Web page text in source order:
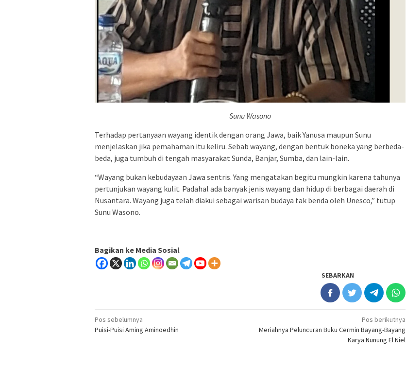
Sunu Wasono
Terhadap pertanyaan wayang identik dengan orang Jawa, baik Yanusa maupun Sunu
menjelaskan jika pemahaman itu keliru. Sebab wayang, dengan bentuk boneka yang berbeda-
beda, juga tumbuh di tengah masyarakat Sunda, Banjar, Sumba, dan lain-lain.
“Wayang bukan kebudayaan Jawa sentris. Yang mengatakan begitu mungkin karena tahunya
pertunjukan wayang kulit. Padahal ada banyak jenis wayang dan hidup di berbagai daerah di
Nusantara. Wayang juga telah diakui sebagai warisan budaya tak benda oleh Unesco,” tutup
Sunu Wasono.
Bagikan ke Media Sosial
SEBARKAN
Navigasi
pos
Pos sebelumnya
Puisi-Puisi Aming Aminoedhin
Pos berikutnya
Meriahnya Peluncuran Buku Cermin Bayang-Bayang
Karya Nunung El Niel